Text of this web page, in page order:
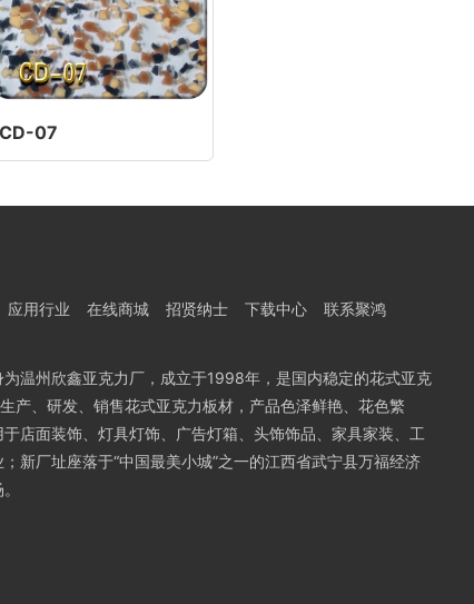
CD-07
应用行业 在线商城 招贤纳士 下载中心
联系聚鸿
温州欣鑫亚克力厂，成立于1998年，是国内稳定的花式亚克
产、研发、销售花式亚克力板材，产品色泽鲜艳、花色繁
店面装饰、灯具灯饰、广告灯箱、头饰饰品、家具家装、工
新厂址座落于“中国最美小城”之一的江西省武宁县万福经济